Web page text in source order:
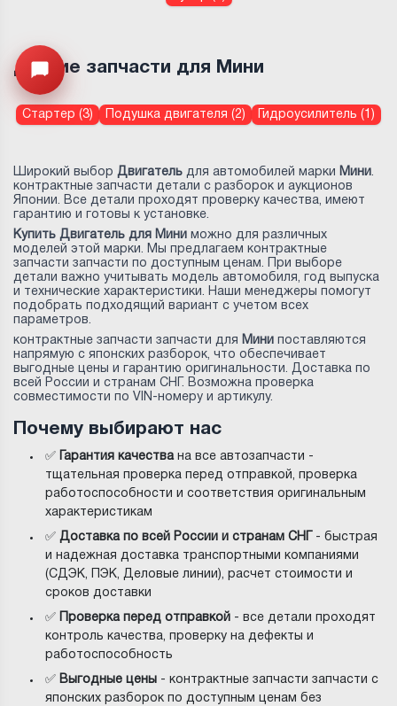
Открыть меню
Другие запчасти для Мини
Стартер (3) Подушка двигателя (2) Гидроусилитель (1)
Широкий выбор Двигатель для автомобилей марки Мини.
контрактные запчасти детали с разборок и аукционов
Японии. Все детали проходят проверку качества, имеют
гарантию и готовы к установке.
Купить Двигатель для Мини можно для различных
моделей этой марки. Мы предлагаем контрактные
запчасти запчасти по доступным ценам. При выборе
детали важно учитывать модель автомобиля, год выпуска
и технические характеристики. Наши менеджеры помогут
подобрать подходящий вариант с учетом всех
параметров.
контрактные запчасти запчасти для Мини поставляются
напрямую с японских разборок, что обеспечивает
выгодные цены и гарантию оригинальности. Доставка по
всей России и странам СНГ. Возможна проверка
совместимости по VIN-номеру и артикулу.
Почему выбирают нас
✅ Гарантия качествана все автозапчасти -
тщательная проверка перед отправкой, проверка
работоспособности и соответствия оригинальным
характеристикам
✅Доставка по всей России и странам СНГ
- быстрая
и надежная доставка транспортными компаниями
(СДЭК, ПЭК, Деловые линии), расчет стоимости и
сроков доставки
✅ Проверка перед отправкой - все детали проходят
контроль качества, проверку на дефекты и
работоспособность
✅ Выгодные цены - контрактные запчасти запчасти с
японских разборок по доступным ценам без